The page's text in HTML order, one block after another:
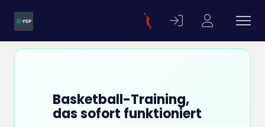
Basketball-Training,
das sofort funktioniert